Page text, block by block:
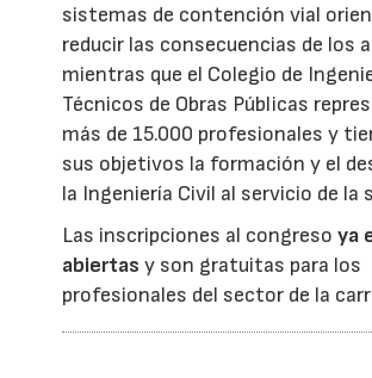
sistemas de contención vial
reducir las consecuencias de los
mientras que el Colegio de
Técnicos de Obras Públicas
más de 15.000 profesionales y
sus objetivos la formación y el
la Ingeniería Civil al servicio de la
Las inscripciones al congresoya
abiertas y son gratuitas para los
profesionales del sector de la